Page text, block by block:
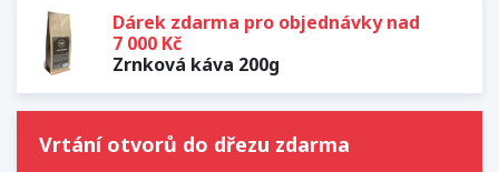
Dárek zdarma pro objednávky nad
7 000 Kč
Zrnková káva 200g
Vrtání otvorů do dřezu zdarma